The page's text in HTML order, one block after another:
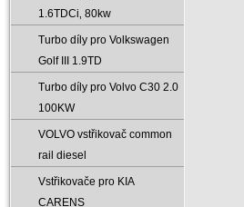
1.6TDCi‚ 80kw
Turbo díly pro Volkswagen
Golf III 1.9TD
Turbo díly pro Volvo C30 2.0
100KW
VOLVO vstřikovač common
rail diesel
Vstřikovače pro KIA
CARENS